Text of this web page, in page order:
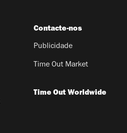
Contacte-nos
Publicidade
Time Out Market
Time Out Worldwide